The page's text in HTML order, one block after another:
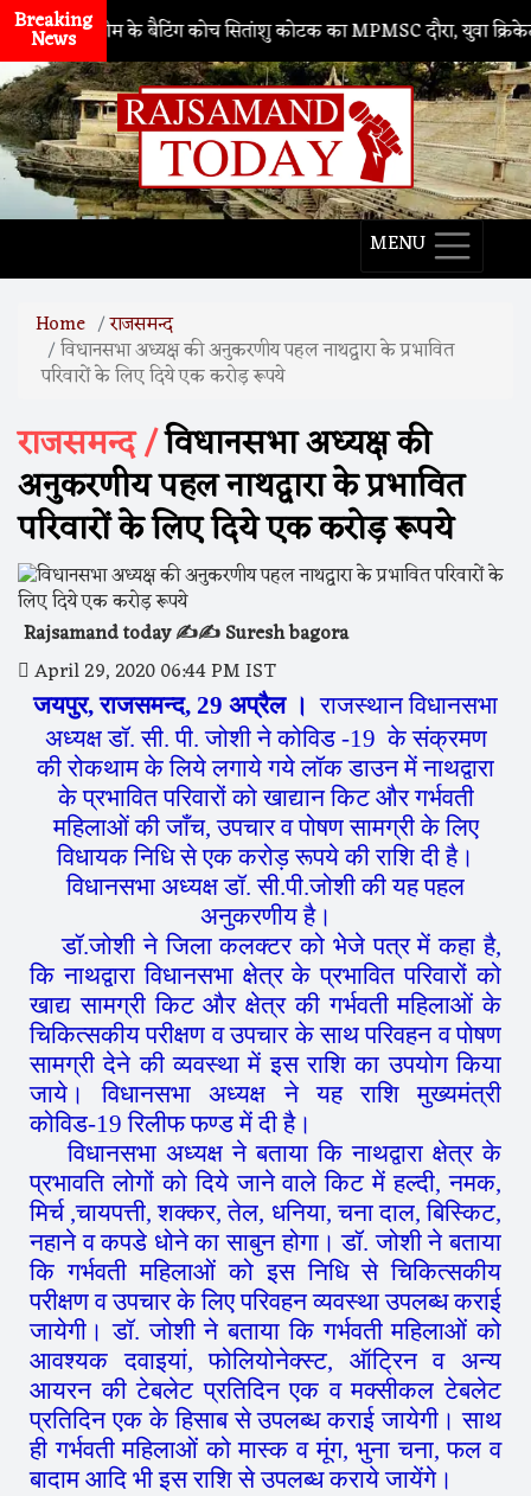
Breaking
News
टीम के बैटिंग कोच सितांशु कोटक का MPMSC दौरा, युवा क्रिकेटरों
MENU
Home राजसमन्द
विधानसभा अध्यक्ष की अनुकरणीय पहल नाथद्वारा के प्रभावित
परिवारों के लिए दिये एक करोड़ रूपये
राजसमन्द /विधानसभा अध्यक्ष की
अनुकरणीय पहल नाथद्वारा के प्रभावित
परिवारों के लिए दिये एक करोड़ रूपये
Rajsamand today ✍️✍️ Suresh bagora
April 29, 2020 06:44 PM IST
जयपुर, राजसमन्द, 29 अप्रैल ।राजस्थान विधानसभा
अध्यक्ष डॉ. सी. पी. जोशी ने कोविड -19 के संक्रमण
की रोकथाम के लिये लगाये गये लॉक डाउन में नाथद्वारा
के प्रभावित परिवारों को खाद्यान किट और गर्भवती
महिलाओं की जाँच, उपचार व पोषण सामग्री के लिए
विधायक निधि से एक करोड़ रूपये की राशि दी है।
विधानसभा अध्यक्ष डॉ. सी.पी.जोशी की यह पहल
अनुकरणीय है।
डॉ.जोशी ने जिला कलक्टर को भेजे पत्र में कहा है,
कि नाथद्वारा विधानसभा क्षेत्र के प्रभावित परिवारों को
खाद्य सामग्री किट और क्षेत्र की गर्भवती महिलाओं के
चिकित्सकीय परीक्षण व उपचार के साथ परिवहन व पोषण
सामग्री देने की व्यवस्था में इस राशि का उपयोग किया
जाये। विधानसभा अध्यक्ष ने यह राशि मुख्यमंत्री
कोविड-19 रिलीफ फण्ड में दी है।
विधानसभा अध्यक्ष ने बताया कि नाथद्वारा क्षेत्र के
प्रभावति लोगों को दिये जाने वाले किट में हल्दी, नमक,
मिर्च ,चायपत्ती, शक्कर, तेल, धनिया, चना दाल, बिस्किट,
नहाने व कपडे धोने का साबुन होगा। डॉ. जोशी ने बताया
कि गर्भवती महिलाओं को इस निधि से चिकित्सकीय
परीक्षण व उपचार के लिए परिवहन व्यवस्था उपलब्ध कराई
जायेगी। डॉ. जोशी ने बताया कि गर्भवती महिलाओं को
आवश्यक दवाइयां, फोलियोनेक्स्ट, ऑट्रिन व अन्य
आयरन की टेबलेट प्रतिदिन एक व मक्सीकल टेबलेट
प्रतिदिन एक के हिसाब से उपलब्ध कराई जायेगी। साथ
ही गर्भवती महिलाओं को मास्क व मूंग, भुना चना, फल व
बादाम आदि भी इस राशि से उपलब्ध कराये जायेंगे।